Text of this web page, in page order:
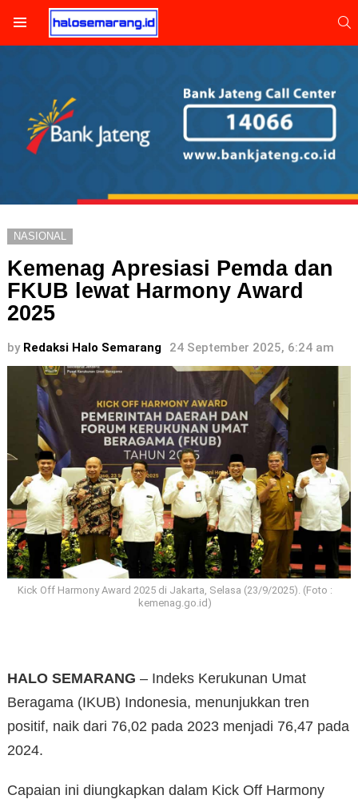
NASIONAL
Kemenag Apresiasi Pemda dan
FKUB lewat Harmony Award
2025
by Redaksi Halo Semarang 24 September 2025, 6:24 am
Kick Off Harmony Award 2025 di Jakarta, Selasa (23/9/2025). (Foto :
kemenag.go.id)
HALO SEMARANG – Indeks Kerukunan Umat
Beragama (IKUB) Indonesia, menunjukkan tren
positif, naik dari 76,02 pada 2023 menjadi 76,47 pada
2024.
Capaian ini diungkapkan dalam Kick Off Harmony